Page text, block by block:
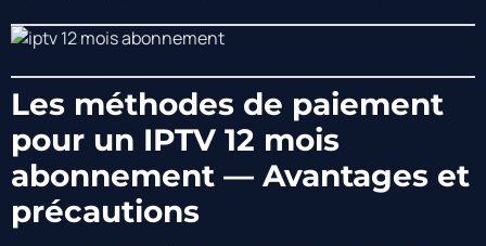
Les méthodes de paiement
pour un IPTV 12 mois
abonnement — Avantages et
précautions